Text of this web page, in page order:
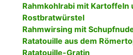
Rahmkohlrabi mit Kartoffeln
Rostbratwürstel
Rahmwirsing mit
Ratatouille aus dem
Ratatouille-Gratin